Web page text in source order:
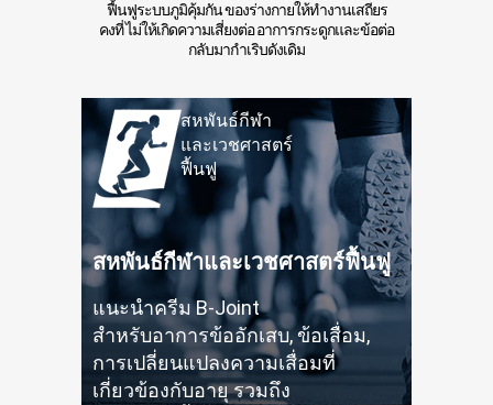
ฟื้นฟูระบบภูมิคุ้มกันของร่างกายให้ทำงานเสถียร
คงที่ ไม่ให้เกิดความเสี่ยงต่ออาการกระดูกและข้อต่อ
กลับมากำเริบดังเดิม
สหพันธ์กีฬา
และเวชศาสตร์
ฟื้นฟู
สหพันธ์กีฬาและเวชศาสตร์ฟื้นฟู
แนะนำครีม B-Joint
สำหรับอาการข้ออักเสบ, ข้อเสื่อม,
การเปลี่ยนแปลงความเสื่อมที่
เกี่ยวข้องกับอายุรวมถึง